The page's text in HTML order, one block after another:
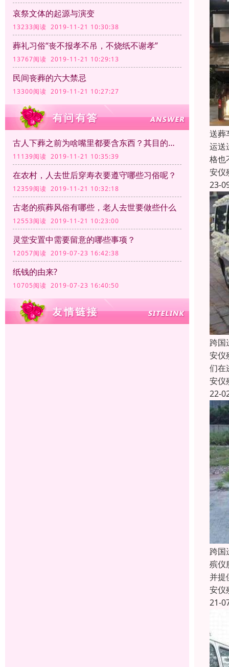
哀祭文体的起源与演变
13233阅读 2019-11-21 10:30:38
葬礼习俗“丧不报孝不吊，不烧纸不谢孝”
13767阅读 2019-11-21 10:29:13
民间丧葬的六大禁忌
13300阅读 2019-11-21 10:27:27
古人下葬之前为啥嘴里都要含东西？其目的是什么？
11139阅读 2019-11-21 10:35:39
在农村，人去世后穿寿衣要遵守哪些习俗呢？
12359阅读 2019-11-21 10:32:18
古老的殡葬风俗有哪些，老人去世要做些什么
12553阅读 2019-11-21 10:23:00
灵堂安置中需要留意的哪些事项？
12057阅读 2019-07-23 16:42:38
纸钱的由来?
10705阅读 2019-07-23 16:40:50
送葬
运送
格也
安仪
23-
跨国
安仪
们在
安仪
22-
跨国
殡仪
并提
安仪
21-